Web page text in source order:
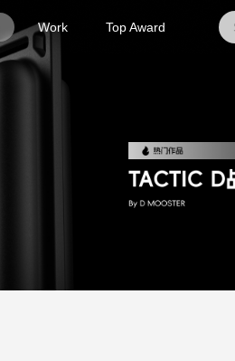
Work Top Award